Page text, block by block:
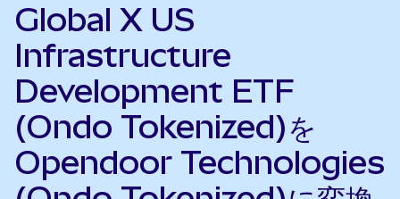
Global X US
Infrastructure
Development ETF
(Ondo Tokenized)を
Opendoor Technologies